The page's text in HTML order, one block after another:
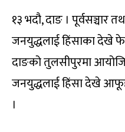
१३ भदौ, दाङ । पूर्वसञ्चार
जनयुद्धलाई हिंसाका देखे
दाङको तुलसीपुरमा
जनयुद्धलाई हिंसा देखे
।